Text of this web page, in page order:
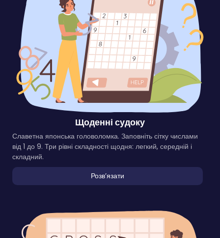
Щоденні судоку
Славетна японська головоломка. Заповніть сітку числами
від 1 до 9. Три рівні складності щодня: легкий, середній і
складний.
Розвʼязати